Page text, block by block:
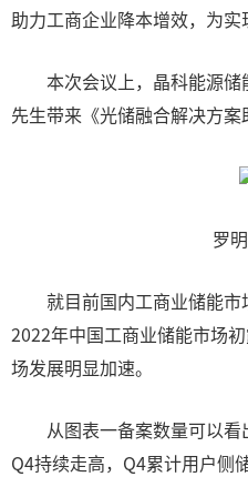
助力工商企业降本增效，为
本次会议上，晶科能源
先生带来《光储融合解决方案
罗
就目前国内工商业储能市
2022年中国工商业储能市场
场发展明显加速。
从图表一备案数量可以
Q4持续走高，Q4累计用户侧